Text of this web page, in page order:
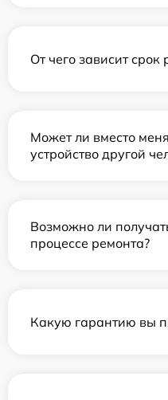
От чего зависит срок
Может ли вместо
устройство другой
Возможно ли
процессе ремонта?
Какую гарантию вы